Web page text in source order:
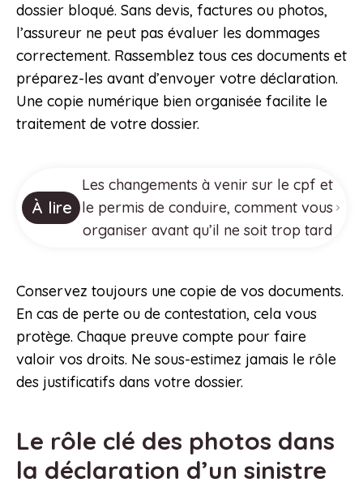
dossier bloqué. Sans devis, factures ou photos,
l’assureur ne peut pas évaluer les dommages
correctement. Rassemblez tous ces documents et
préparez-les avant d’envoyer votre déclaration.
Une copie numérique bien organisée facilite le
traitement de votre dossier.
À lire
Les changements à venir sur le cpf et
le permis de conduire, comment vous
organiser avant qu’il ne soit trop tard
Conservez toujours une copie de vos documents.
En cas de perte ou de contestation, cela vous
protège. Chaque preuve compte pour faire
valoir vos droits. Ne sous-estimez jamais le rôle
des justificatifs dans votre dossier.
Le rôle clé des photos dans
la déclaration d’un sinistre